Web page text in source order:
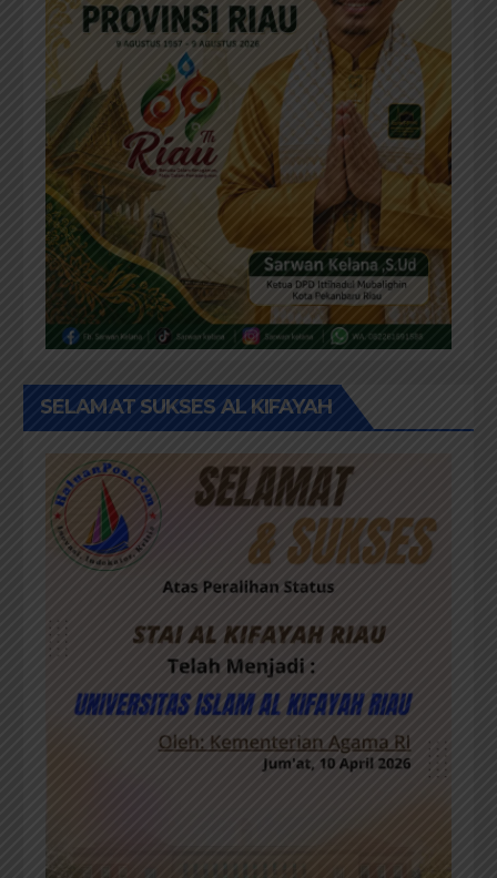
SELAMAT SUKSES AL KIFAYAH